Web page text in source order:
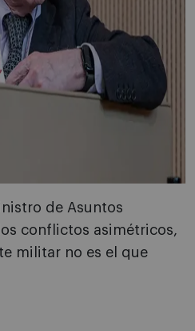
de Asuntos
conflictos asimétricos,
militar no es el que